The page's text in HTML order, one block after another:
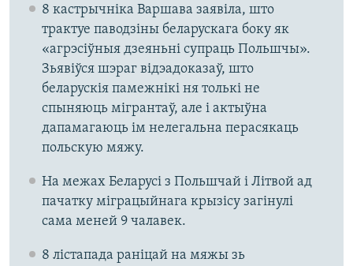
8 кастрычніка Варшава заявіла, што
трактуе паводзіны беларускага боку як
«агрэсіўныя дзеяньні супраць Польшчы».
Зьявіўся шэраг відэадоказаў, што
беларускія памежнікі ня толькі не
спыняюць мігрантаў, але і актыўна
дапамагаюць ім нелегальна перасякаць
польскую мяжу.
На межах Беларусі з Польшчай і Літвой ад
пачатку міграцыйнага крызісу загінулі
сама меней 9 чалавек.
8 лістапада раніцай на мяжы зь